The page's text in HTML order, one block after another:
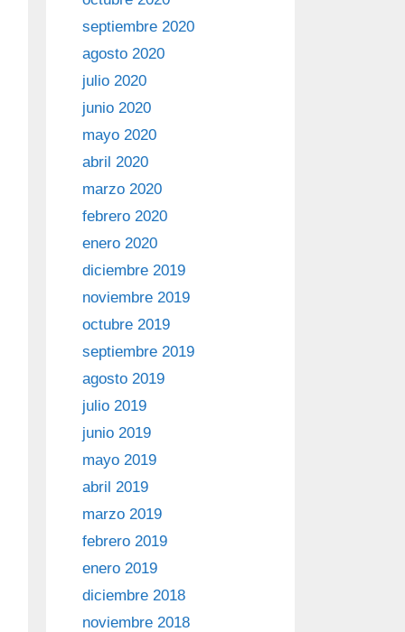
septiembre 2020
agosto 2020
julio 2020
junio 2020
mayo 2020
abril 2020
marzo 2020
febrero 2020
enero 2020
diciembre 2019
noviembre 2019
octubre 2019
septiembre 2019
agosto 2019
julio 2019
junio 2019
mayo 2019
abril 2019
marzo 2019
febrero 2019
enero 2019
diciembre 2018
noviembre 2018